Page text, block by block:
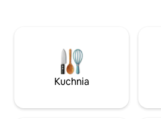
a prywatna oaza na zewnątrz oferuje
wannę z hydromasażem, grill i
Idealne miejsce na relaks lub
wypoczynek w otoczeniu przyrody i
Kuchnia